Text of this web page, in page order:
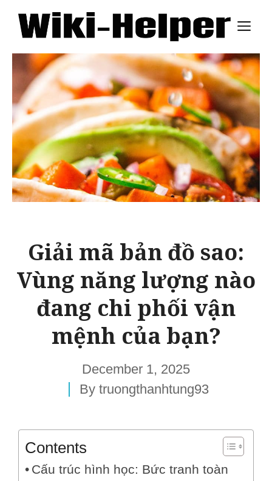
Skip
content
Giải mã bản đồ sao:
Vùng năng lượng nào
đang chi phối vận
mệnh của bạn?
December 1, 2025
By truongthanhtung93
Contents
Cấu trúc hình học: Bức tranh toàn